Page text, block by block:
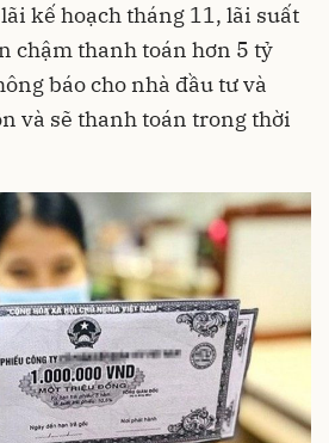
kế hoạch tháng 11, lãi suất
chậm thanh toán hơn 5 tỷ
báo cho nhà đầu tư và
và sẽ thanh toán trong thời